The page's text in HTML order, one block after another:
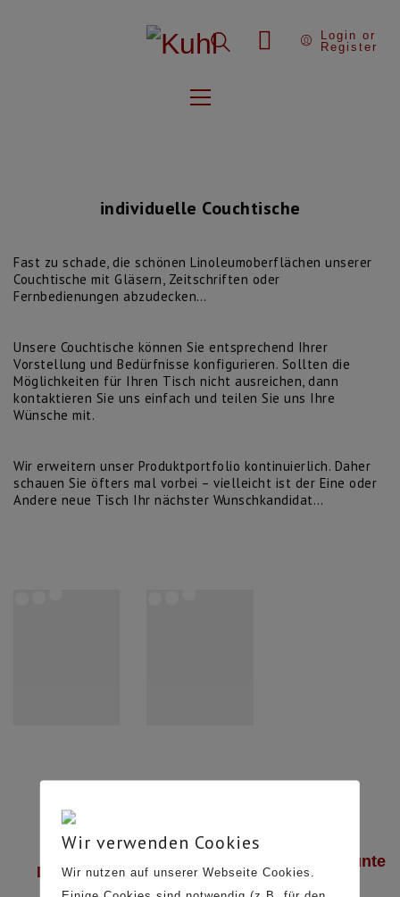
Login or
Register
individuelle Couchtische
Fast zu schade, die schönen Linoleumoberflächen unserer
Couchtische mit Gläsern, Zeitschriften oder
Fernbedienungen abzudecken…
Unsere Couchtische können Sie entsprechend Ihrer
Vorstellung und Bedürfnisse konfigurieren. Sollten die
Möglichkeiten für Ihren Tisch nicht ausreichen, dann
kontaktieren Sie uns einfach und teilen Sie uns Ihre
Wünsche mit.
Wir erweitern unser Produktportfolio kontinuierlich. Daher
schauen Sie öfters mal vorbei – vielleicht ist der Eine oder
Andere neue Tisch Ihr nächster Wunschkandidat…
C21
C31
C11 – der
Dreibeinig
C21 – der
Vierbeinige
C33 – der Bunte
Wir verwenden Cookies
Wir nutzen auf unserer Webseite Cookies.